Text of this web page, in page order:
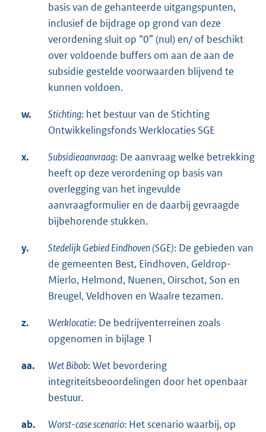
basis van de gehanteerde uitgangspunten,
inclusief de bijdrage op grond van deze
verordening sluit op “0” (nul) en/ of beschikt
over voldoende buffers om aan de aan de
subsidie gestelde voorwaarden blijvend te
kunnen voldoen.
w. Stichting: het bestuur van de Stichting
Ontwikkelingsfonds Werklocaties SGE
x. Subsidieaanvraag: De aanvraag welke betrekking
heeft op deze verordening op basis van
overlegging van het ingevulde
aanvraagformulier en de daarbij gevraagde
bijbehorende stukken.
y. Stedelijk Gebied Eindhoven (SGE): De gebieden van
de gemeenten Best, Eindhoven, Geldrop-
Mierlo, Helmond, Nuenen, Oirschot, Son en
Breugel, Veldhoven en Waalre tezamen.
z. Werklocatie: De bedrijventerreinen zoals
opgenomen in bijlage 1
aa. WetBibob: Wet bevordering
integriteitsbeoordelingen door het openbaar
bestuur.
ab. Worst-case scenario: Het scenario waarbij, op